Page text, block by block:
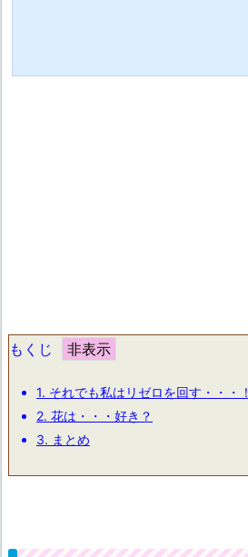
もくじ
1. それでも私はリゼロを回す・・・！
2. 花は・・・好き？
3. まとめ